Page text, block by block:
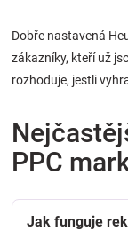
Dobře nastavená
zákazníky, kteří už
rozhoduje, jestli
PPC
Jak funguje